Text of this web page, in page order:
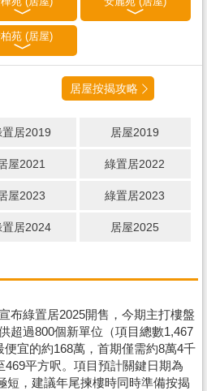
苑 (居屋)
居屋按揭攻略
置居2019 居屋2019
屋2021 綠置居2022
屋2023 綠置居2023
置居2024 居屋2025
布綠置居2025開售，今期主打樓盤
超過800個新單位（項目總數1,467
宜的約168萬，首期僅需約8萬4千
469平方呎。項目預計關鍵日期為
短，建議年尾揀樓時同時準備按揭